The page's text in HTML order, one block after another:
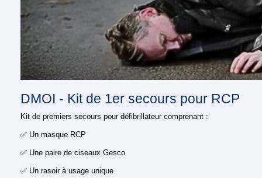
DMOI - Kit de 1er secours pour RCP
Kit de premiers secours pour défibrillateur comprenant :
✅ Un masque RCP
✅ Une paire de ciseaux Gesco
✅ Un rasoir à usage unique